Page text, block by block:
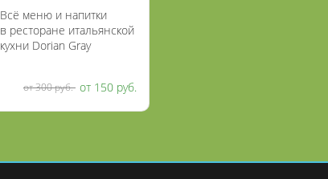
Всё меню и напитки
в ресторане итальянской
кухни Dorian Gray
от 300 руб. от 150 руб.